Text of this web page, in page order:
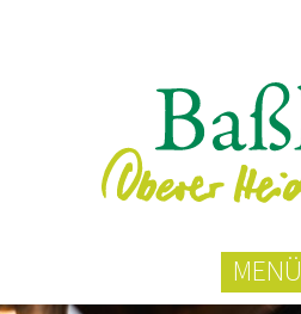
MENÜ